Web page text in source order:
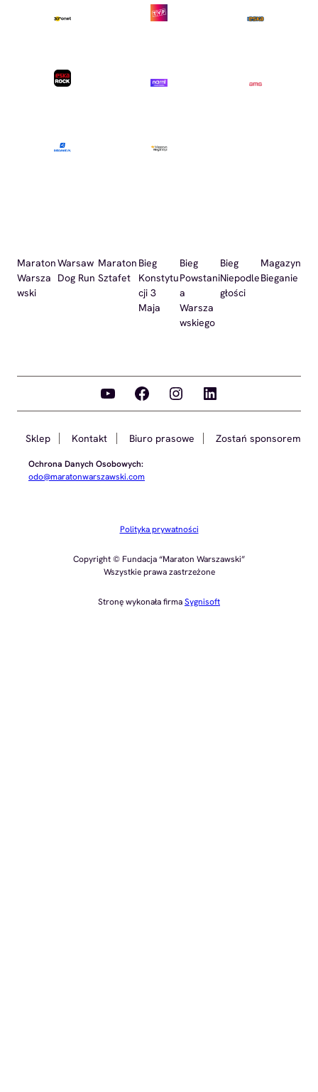
Maraton
Warsza
wski
Warsaw
Dog Run
Maraton
Sztafet
Bieg
Konstytu
cji 3
Maja
Bieg
Powstani
a
Warsza
wskiego
Bieg
Niepodle
głości
Magazyn
Bieganie
YouTube Facebook Instagram LinkedIn
Sklep Kontakt Biuro prasowe Zostań sponsorem
Ochrona Danych Osobowych:
odo@maratonwarszawski.com
Polityka prywatności
Copyright © Fundacja “Maraton Warszawski”
Wszystkie prawa zastrzeżone
Stronę wykonała firmaSygnisoft